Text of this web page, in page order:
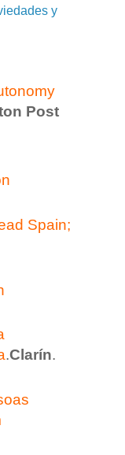
y
Post
Spain;
.Clarín.